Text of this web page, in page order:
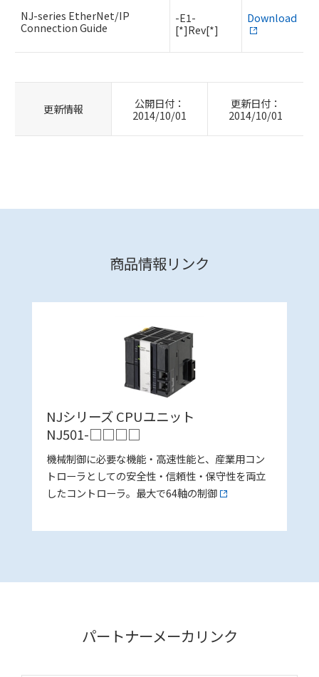
NJ-series EtherNet/IP
Connection Guide
-E1-
[*]Rev[*]
Download
更新情報
公開日付：
2014/10/01
更新日付：
2014/10/01
商品情報リンク
NJシリーズ CPUユニット
NJ501-□□□□
機械制御に必要な機能・高速性能と、産業用コン
トローラとしての安全性・信頼性・保守性を両立
したコントローラ。最大で64軸の制御
パートナーメーカリンク